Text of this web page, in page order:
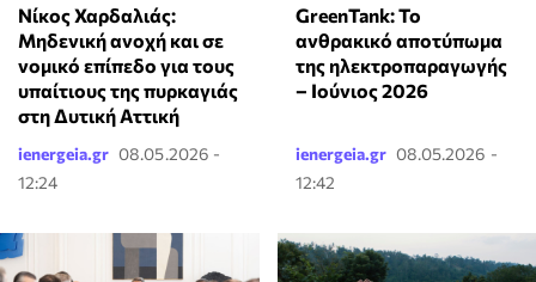
Νίκος Χαρδαλιάς:
Μηδενική ανοχή και σε
νομικό επίπεδο για τους
υπαίτιους της πυρκαγιάς
στη Δυτική Αττική
ienergeia.gr 08.05.2026 -
12:24
GreenTank: Το
ανθρακικό αποτύπωμα
της ηλεκτροπαραγωγής
– Ιούνιος 2026
ienergeia.gr 08.05.2026 -
12:42